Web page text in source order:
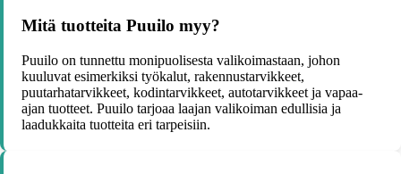
Mitä tuotteita Puuilo myy?
Puuilo on tunnettu monipuolisesta valikoimastaan, johon
kuuluvat esimerkiksi työkalut, rakennustarvikkeet,
puutarhatarvikkeet, kodintarvikkeet, autotarvikkeet ja vapaa-
ajan tuotteet. Puuilo tarjoaa laajan valikoiman edullisia ja
laadukkaita tuotteita eri tarpeisiin.